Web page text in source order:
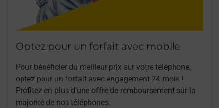
Optez pour un forfait avec mobile
Pour bénéficier du meilleur prix sur votre téléphone,
optez pour un forfait avec engagement 24 mois !
Profitez en plus d’une offre de remboursement sur la
majorité de nos téléphones.